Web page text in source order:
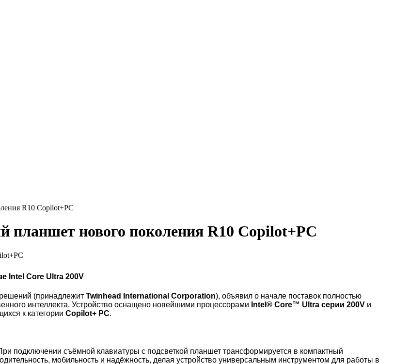
R10 Copilot+PC
планшет нового поколения R10 Copilot+PC
Intel Core Ultra 200V
(принадлежит Twinhead International Corporation), объявил о начале поставок полностью
интеллекта. Устройство оснащено новейшими процессорами Intel® Core™ Ultra серии 200V и
к категории Copilot+ PC.
подключении съёмной клавиатуры с подсветкой планшет трансформируется в компактный
мобильность и надёжность, делая устройство универсальным инструментом для работы в